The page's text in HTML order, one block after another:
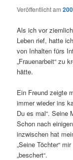
Veröffentlicht am
Als ich vor
Leben rief, hatte
von Inhalten fürs
„Frauenarbeit“ zu
hätte.
Ein Freund zeigte
immer wieder ins
Du es mal“. Seine
Schon nach
inzwischen hat
„Seine Töchter“
„beschert“.